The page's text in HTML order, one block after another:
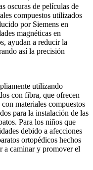
oscuras de películas de
compuestos utilizados
por Siemens en
magnéticas en
ayudan a reducir la
así la precisión
utilizando
con fibra, que ofrecen
materiales compuestos
para la instalación de las
Para los niños que
debido a afecciones
ortopédicos hechos
a caminar y promover el